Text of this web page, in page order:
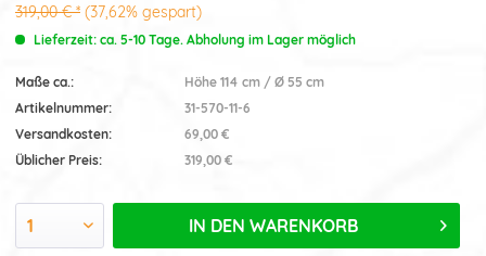
319,00 € * (37,62% gespart)
Lieferzeit: ca. 5-10 Tage. Abholung im Lager möglich
Maße ca.:
Höhe 114 cm / Ø 55 cm
Artikelnummer:
31-570-11-6
Versandkosten:
69,00 €
Üblicher Preis:
319,00 €
IN DEN WARENKORB